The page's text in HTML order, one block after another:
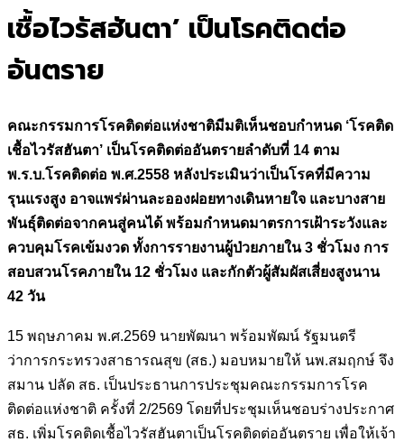
เชื้อไวรัสฮันตา’ เป็นโรคติดต่อ
อันตราย
คณะกรรมการโรคติดต่อแห่งชาติมีมติเห็นชอบกำหนด ‘โรคติด
เชื้อไวรัสฮันตา’ เป็นโรคติดต่ออันตรายลำดับที่ 14 ตาม
พ.ร.บ.โรคติดต่อ พ.ศ.2558 หลังประเมินว่าเป็นโรคที่มีความ
รุนแรงสูง อาจแพร่ผ่านละอองฝอยทางเดินหายใจ และบางสาย
พันธุ์ติดต่อจากคนสู่คนได้ พร้อมกำหนดมาตรการเฝ้าระวังและ
ควบคุมโรคเข้มงวด ทั้งการรายงานผู้ป่วยภายใน 3 ชั่วโมง การ
สอบสวนโรคภายใน 12 ชั่วโมง และกักตัวผู้สัมผัสเสี่ยงสูงนาน
42 วัน
15 พฤษภาคม พ.ศ.2569 นายพัฒนา พร้อมพัฒน์ รัฐมนตรี
ว่าการกระทรวงสาธารณสุข (สธ.) มอบหมายให้ นพ.สมฤกษ์ จึง
สมาน ปลัด สธ. เป็นประธานการประชุมคณะกรรมการโรค
ติดต่อแห่งชาติ ครั้งที่ 2/2569 โดยที่ประชุมเห็นชอบร่างประกาศ
สธ. เพิ่มโรคติดเชื้อไวรัสฮันตาเป็นโรคติดต่ออันตราย เพื่อให้เจ้า